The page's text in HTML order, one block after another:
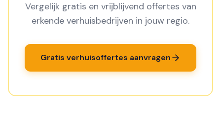
Vergelijk gratis en vrijblijvend offertes van
erkende verhuisbedrijven in jouw regio.
Gratis verhuisoffertes aanvragen